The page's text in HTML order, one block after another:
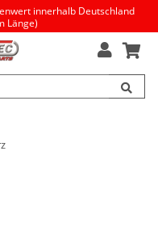
innerhalb Deutschland
Länge)